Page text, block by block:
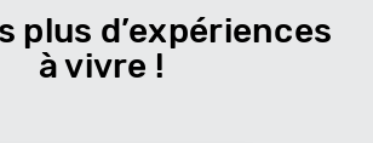
plus d’expériences
à vivre !